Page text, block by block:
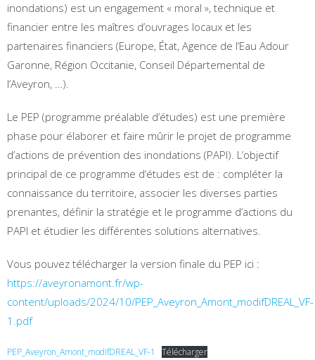
inondations) est un engagement « moral », technique et
financier entre les maîtres d’ouvrages locaux et les
partenaires financiers (Europe, État, Agence de l’Eau Adour
Garonne, Région Occitanie, Conseil Départemental de
l’Aveyron, …).
Le PEP (programme préalable d’études) est une première
phase pour élaborer et faire mûrir le projet de programme
d’actions de prévention des inondations (PAPI). L’objectif
principal de ce programme d’études est de : compléter la
connaissance du territoire, associer les diverses parties
prenantes, définir la stratégie et le programme d’actions du
PAPI et étudier les différentes solutions alternatives.
Vous pouvez télécharger la version finale du PEP ici :
https://aveyronamont.fr/wp-
content/uploads/2024/10/PEP_Aveyron_Amont_modifDREAL_VF-
1.pdf
PEP_Aveyron_Amont_modifDREAL_VF-1 Télécharger